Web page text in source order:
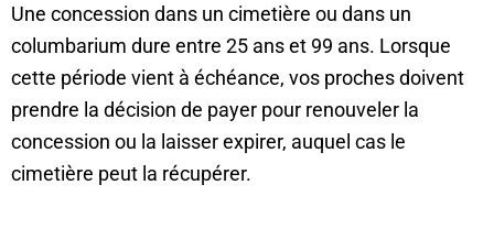
Une concession dans un cimetière ou dans un
columbarium dure entre 25 ans et 99 ans. Lorsque
cette période vient à échéance, vos proches doivent
prendre la décision de payer pour renouveler la
concession ou la laisser expirer, auquel cas le
cimetière peut la récupérer.